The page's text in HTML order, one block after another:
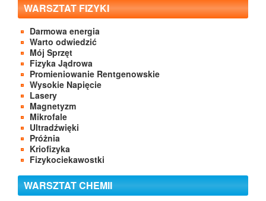
WARSZTAT FIZYKI
Darmowa energia
Warto odwiedzić
Mój Sprzęt
Fizyka Jądrowa
Promieniowanie Rentgenowskie
Wysokie Napięcie
Lasery
Magnetyzm
Mikrofale
Ultradźwięki
Próżnia
Kriofizyka
Fizykociekawostki
WARSZTAT CHEMII